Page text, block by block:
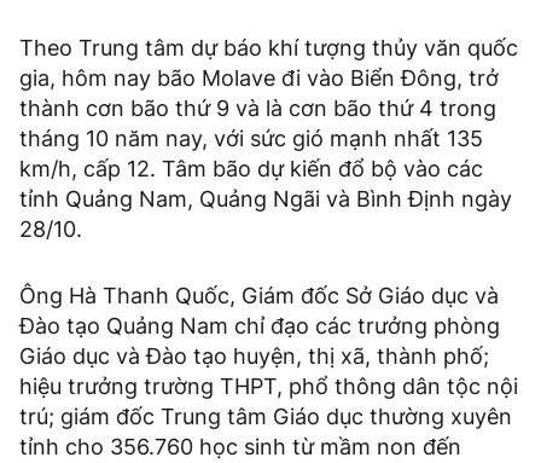
Theo Trung tâm dự báo khí tượng thủy văn quốc
gia, hôm nay bão Molave đi vào Biển Đông, trở
thành cơn bão thứ 9 và là cơn bão thứ 4 trong
tháng 10 năm nay, với sức gió mạnh nhất 135
km/h, cấp 12. Tâm bão dự kiến đổ bộ vào các
tỉnh Quảng Nam, Quảng Ngãi và Bình Định ngày
28/10.
Ông Hà Thanh Quốc, Giám đốc Sở Giáo dục và
Đào tạo Quảng Nam chỉ đạo các trưởng phòng
Giáo dục và Đào tạo huyện, thị xã, thành phố;
hiệu trưởng trường THPT, phổ thông dân tộc nội
trú; giám đốc Trung tâm Giáo dục thường xuyên
tỉnh cho 356.760 học sinh từ mầm non đến